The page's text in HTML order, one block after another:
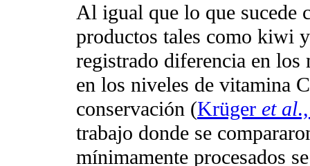
Al igual que lo que sucede
productos tales como kiwi
registrado diferencia en los
en los niveles de vitamina
conservación (Krüger et al
trabajo donde se
mínimamente procesados